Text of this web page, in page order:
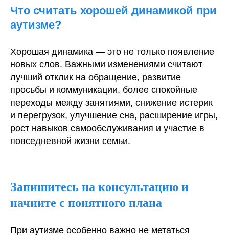
Что считать хорошей динамикой при
аутизме?
Хорошая динамика — это не только появление
новых слов. Важными изменениями считают
лучший отклик на обращение, развитие
просьбы и коммуникации, более спокойные
переходы между занятиями, снижение истерик
и перегрузок, улучшение сна, расширение игры,
рост навыков самообслуживания и участие в
повседневной жизни семьи.
Запишитесь на консультацию и
начните с понятного плана
При аутизме особенно важно не метаться